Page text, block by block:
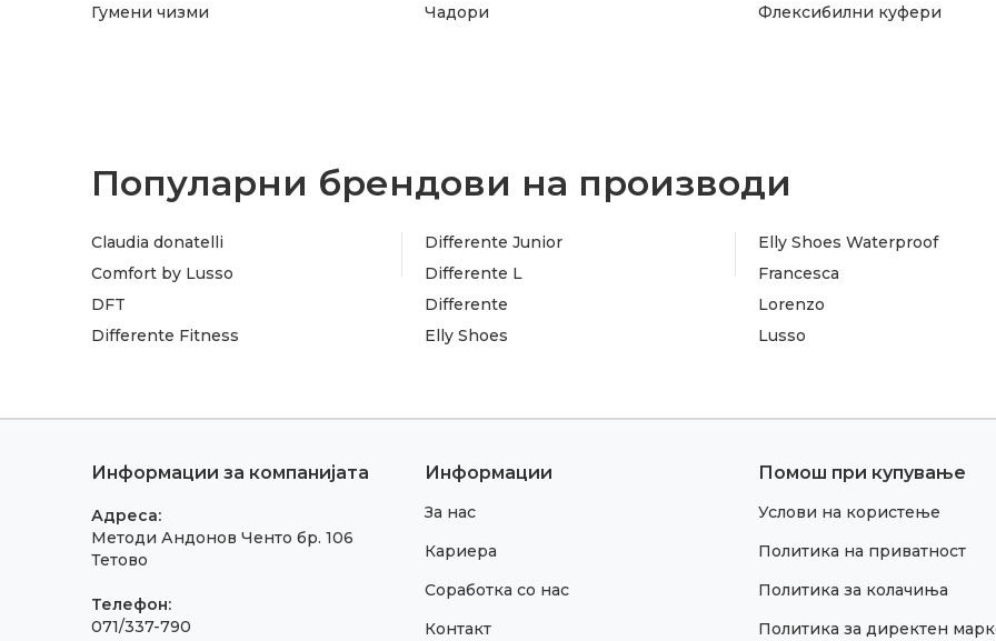
Гумени чизми
Чадори
Флексибилни куфери
Популарни брендови на производи
Claudia donatelli
Comfort by Lusso
DFT
Differente Fitness
Differente Junior
Differente L
Differente
Elly Shoes
Elly Shoes Waterproof
Francesca
Lorenzo
Lusso
Информации за компанијата
Адреса:
Методи Андонов Ченто бр. 106
Тетово
Телефон:
071/337-790
Информации
За нас
Кариера
Соработка со нас
Контакт
Помош при купување
Услови на користење
Политика на приватност
Политика за колачиња
Политика за директен